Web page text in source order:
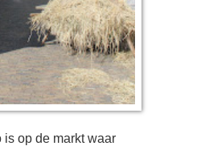
is op de markt waar